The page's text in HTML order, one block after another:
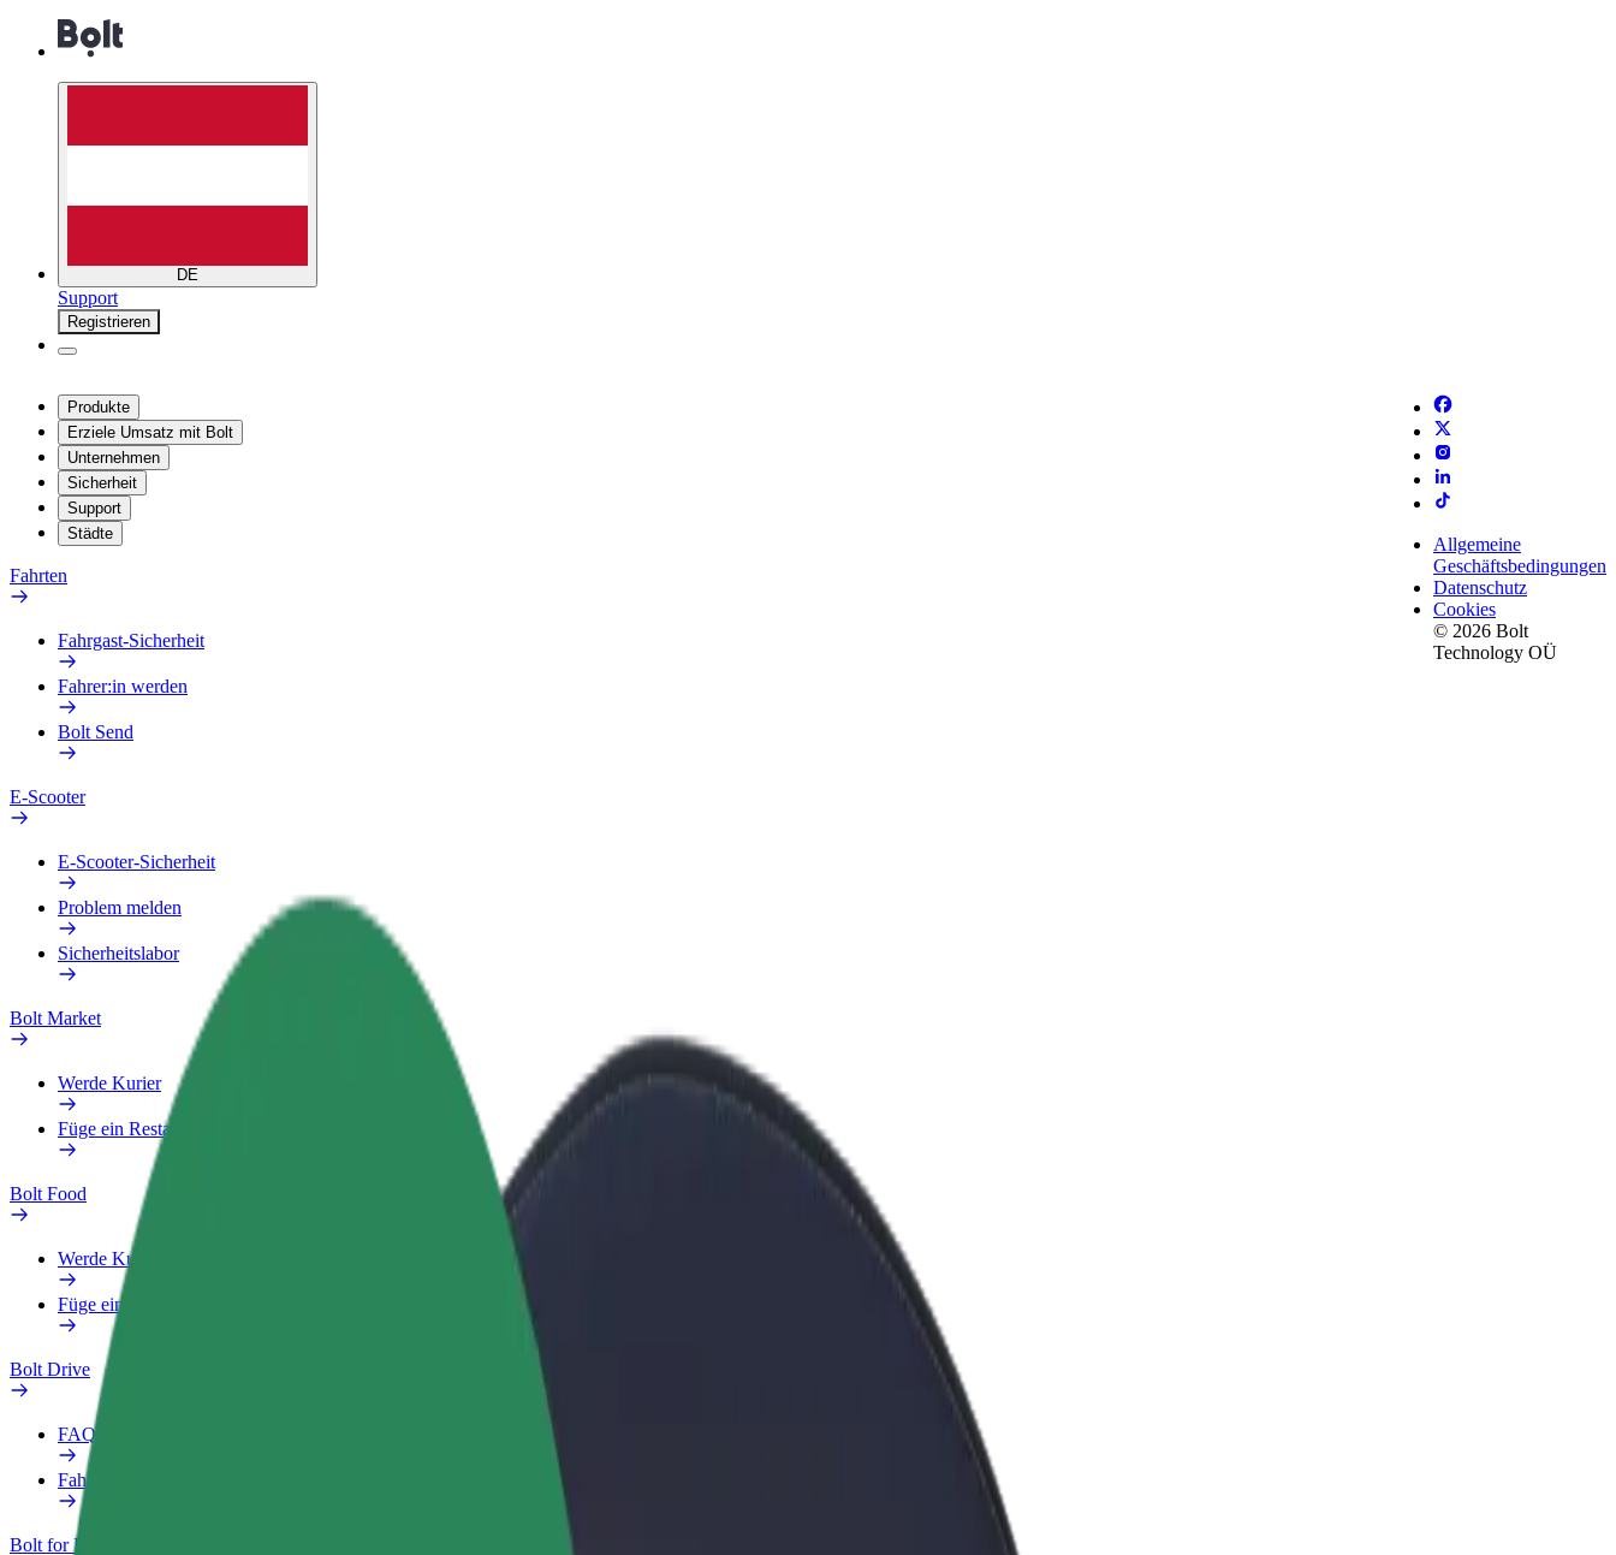
DE
Support
Registrieren
Produkte
Erziele Umsatz mit Bolt
Unternehmen
Sicherheit
Support
Städte
Fahrten
Fahrgast-Sicherheit
Fahrer:in werden
Bolt Send
E-Scooter
E-Scooter-Sicherheit
Problem melden
Sicherheitslabor
Bolt Market
Werde Kurier
Füge ein Restaurant oder Geschäft hinzu
Bolt Food
Werde Kurier
Füge ein Restaurant oder Geschäft hinzu
Bolt Drive
FAQ
Fahrzeug melden
Bolt for Business
Allgemeine
Geschäftsbedingungen
Datenschutz
Cookies
© 2026 Bolt
Technology OÜ